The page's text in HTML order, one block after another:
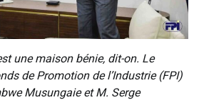
une maison bénie, dit-on. Le
de Promotion de l’Industrie (FPI)
Musungaie et M. Serge